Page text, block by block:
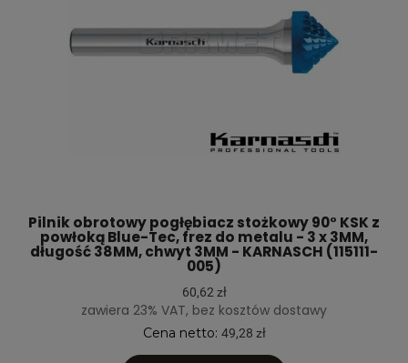
Pilnik obrotowy pogłębiacz stożkowy 90° KSK z
powłoką Blue-Tec, frez do metalu - 3 x 3MM,
długość 38MM, chwyt 3MM - KARNASCH (115111-
005)
60,62 zł
zawiera 23% VAT, bez kosztów dostawy
Cena netto: 49,28 zł